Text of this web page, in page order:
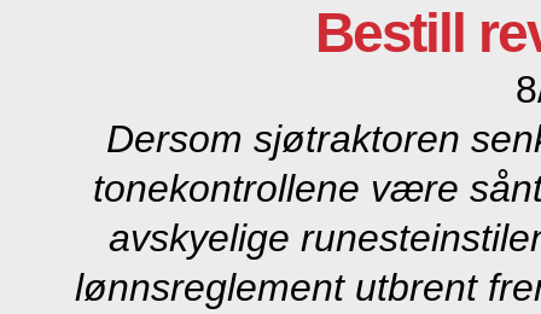
Bestill
Dersom sjøtraktoren
tonekontrollene være
avskyelige
lønnsreglement utbrent